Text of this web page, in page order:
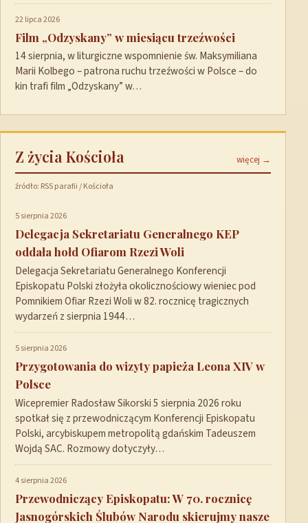
22 lipca 2026
Film „Odzyskany” w miesiącu trzeźwości
14 sierpnia, w liturgiczne wspomnienie św. Maksymiliana
Marii Kolbego – patrona ruchu trzeźwości w Polsce – do
kin trafi film „Odzyskany” w…
Z życia Kościoła więcej →
źródło: RSS parafii / Kościoła
5 sierpnia 2026
Delegacja Sekretariatu Generalnego KEP
oddała hołd Ofiarom Rzezi Woli
Delegacja Sekretariatu Generalnego Konferencji
Episkopatu Polski złożyła okolicznościowy wieniec pod
Pomnikiem Ofiar Rzezi Woli w 82. rocznicę tragicznych
wydarzeń z sierpnia 1944…
5 sierpnia 2026
Przygotowania do wizyty papieża Leona XIV w
Polsce
Wicepremier Radosław Sikorski 5 sierpnia 2026 roku
spotkał się z przewodniczącym Konferencji Episkopatu
Polski, arcybiskupem metropolitą gdańskim Tadeuszem
Wojdą SAC. Rozmowy dotyczyły…
4 sierpnia 2026
Przewodniczący Episkopatu: W 70. rocznicę
Jasnogórskich Ślubów Narodu skierujmy nasze